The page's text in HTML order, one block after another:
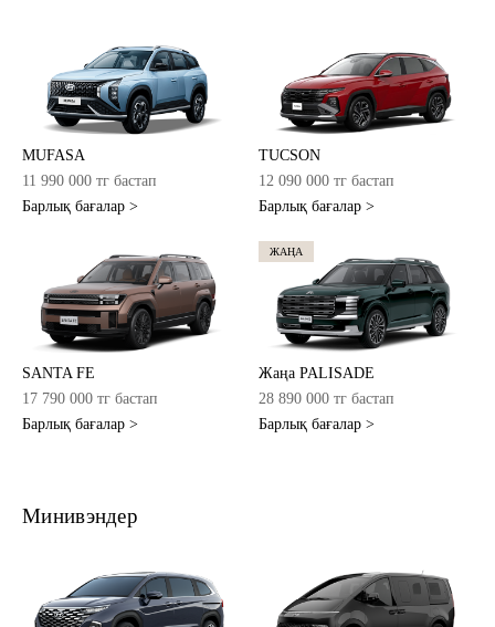
MUFASA
11 990 000 тг бастап
Барлық бағалар >
TUCSON
12 090 000 тг бастап
Барлық бағалар >
SANTA FE
17 790 000 тг бастап
Барлық бағалар >
Жаңа PALISADE
ЖАҢА
28 890 000 тг бастап
Барлық бағалар >
Минивэндер